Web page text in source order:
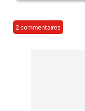
2 commentaires